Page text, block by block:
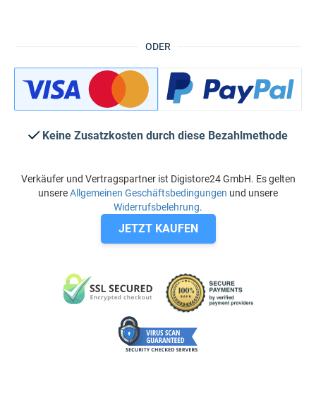
ODER
Keine Zusatzkosten durch diese Bezahlmethode
Verkäufer und Vertragspartner ist Digistore24 GmbH. Es gelten
unsereAllgemeinen Geschäftsbedingungen und unsere
Widerrufsbelehrung.
JETZT KAUFEN